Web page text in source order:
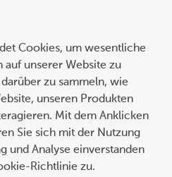
Scaffolding
Cookies, um wesentliche
auf unserer Website zu
zu sammeln, wie
unseren Produkten
Mit dem Anklicken
Sie sich mit der Nutzung
und Analyse einverstanden
Richtlinie zu.